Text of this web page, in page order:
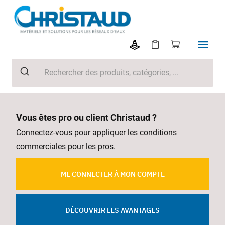
Vous êtes pro ou client Christaud ?
Connectez-vous pour appliquer les conditions
commerciales pour les pros.
ME CONNECTER À MON COMPTE
DÉCOUVRIR LES AVANTAGES